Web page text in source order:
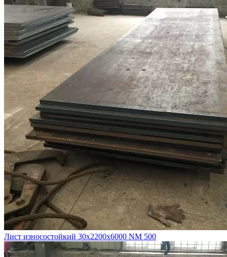
Лист износостойкий 30х2200х6000 NM 500